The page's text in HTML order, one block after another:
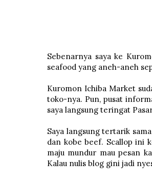
Sebenarnya saya ke
seafood yang aneh-aneh
Kuromon Ichiba Market
toko-nya. Pun, pusat
saya langsung teringat
Saya langsung tertarik
dan kobe beef. Scallop ini
maju mundur mau pesan
Kalau nulis blog gini jadi